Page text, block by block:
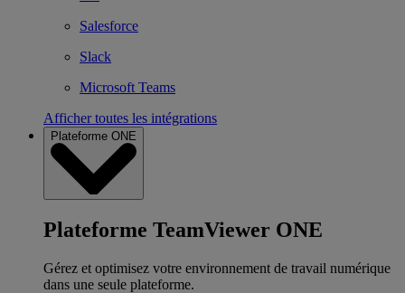
Salesforce
Slack
Microsoft Teams
Afficher toutes les intégrations
Plateforme ONE
Plateforme TeamViewer ONE
Gérez et optimisez votre environnement de travail numérique
dans une seule plateforme.